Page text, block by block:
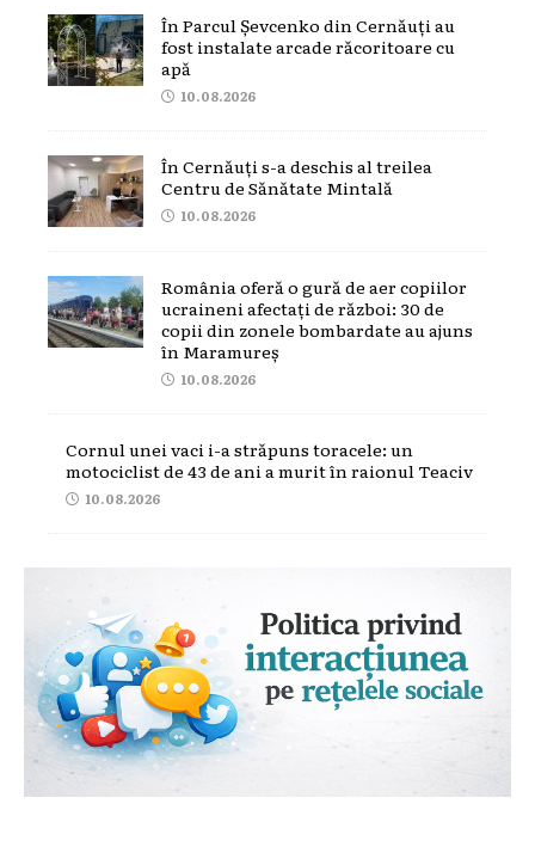
În Parcul Șevcenko din Cernăuți au
fost instalate arcade răcoritoare cu
apă
10.08.2026
În Cernăuți s-a deschis al treilea
Centru de Sănătate Mintală
10.08.2026
România oferă o gură de aer copiilor
ucraineni afectați de război: 30 de
copii din zonele bombardate au ajuns
în Maramureș
10.08.2026
Cornul unei vaci i-a străpuns toracele: un
motociclist de 43 de ani a murit în raionul Teaciv
10.08.2026